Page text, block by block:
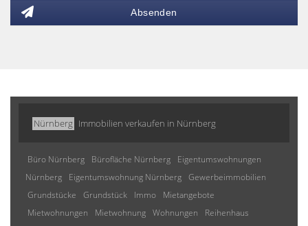
Absenden
Nürnberg Immobilien verkaufen in Nürnberg
Büro Nürnberg Bürofläche Nürnberg
Eigentumswohnungen
Nürnberg
Eigentumswohnung Nürnberg Gewerbeimmobilien
Grundstücke
Grundstück Immo
Mietangebote
Mietwohnungen
Mietwohnung Wohnungen
Reihenhaus